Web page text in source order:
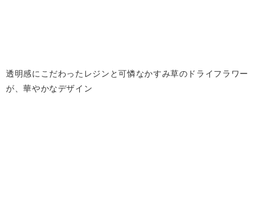
透明感にこだわったレジンと可憐なかすみ草のドライフラワー
が、華やかなデザイン